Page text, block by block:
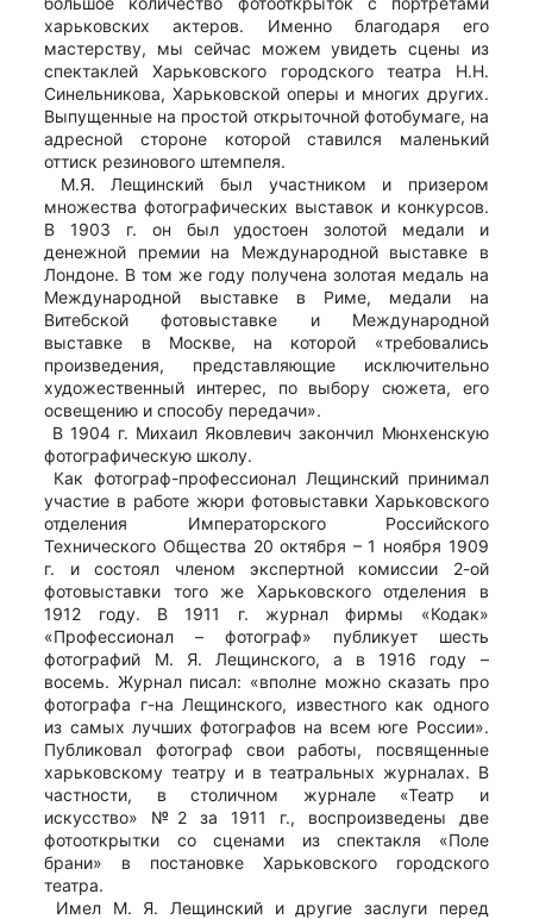
харьковских актеров. Именно благодаря его
мастерству, мы сейчас можем увидеть сцены из
спектаклей Харьковского городского театра Н.Н.
Синельникова, Харьковской оперы и многих других.
Выпущенные на простой открыточной фотобумаге, на
адресной стороне которой ставился маленький
оттиск резинового штемпеля.
М.Я. Лещинский был участником и призером
множества фотографических выставок и конкурсов.
В 1903 г. он был удостоен золотой медали и
денежной премии на Международной выставке в
Лондоне. В том же году получена золотая медаль на
Международной выставке в Риме, медали на
Витебской фотовыставке и Международной
выставке в Москве, на которой «требовались
произведения, представляющие исключительно
художественный интерес, по выбору сюжета, его
освещению и способу передачи».
В 1904 г. Михаил Яковлевич закончил Мюнхенскую
фотографическую школу.
Как фотограф-профессионал Лещинский принимал
участие в работе жюри фотовыставки Харьковского
отделения Императорского Российского
Технического Общества 20 октября – 1 ноября 1909
г. и состоял членом экспертной комиссии 2-ой
фотовыставки того же Харьковского отделения в
1912 году. В 1911 г. журнал фирмы «Кодак»
«Профессионал – фотограф» публикует шесть
фотографий М. Я. Лещинского, а в 1916 году –
восемь. Журнал писал: «вполне можно сказать про
фотографа г-на Лещинского, известного как одного
из самых лучших фотографов на всем юге России».
Публиковал фотограф свои работы, посвященные
харьковскому театру и в театральных журналах. В
частности, в столичном журнале «Театр и
искусство» №2 за 1911 г., воспроизведены две
фотооткрытки со сценами из спектакля «Поле
брани» в постановке Харьковского городского
театра.
Имел М. Я. Лещинский и другие заслуги перед